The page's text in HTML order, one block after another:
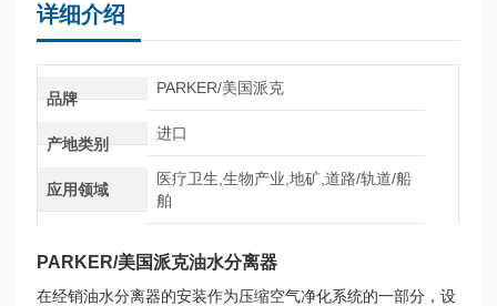
详细介绍
品牌
PARKER/美国派克
产地类别
进口
应用领域
医疗卫生,生物产业,地矿,道路/轨道/船
舶
PARKER/美国派克油水分离器
在经销油水分离器的安装作为压缩空气净化系统的一部分，设